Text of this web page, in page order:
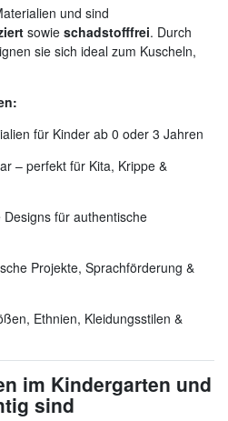
und sind
sowie schadstofffrei. Durch
sie sich ideal zum Kuscheln,
für Kinder ab 0 oder 3 Jahren
– perfekt für Kita, Krippe &
für authentische
Projekte, Sprachförderung &
Ethnien, Kleidungsstilen &
im Kindergarten und
sind